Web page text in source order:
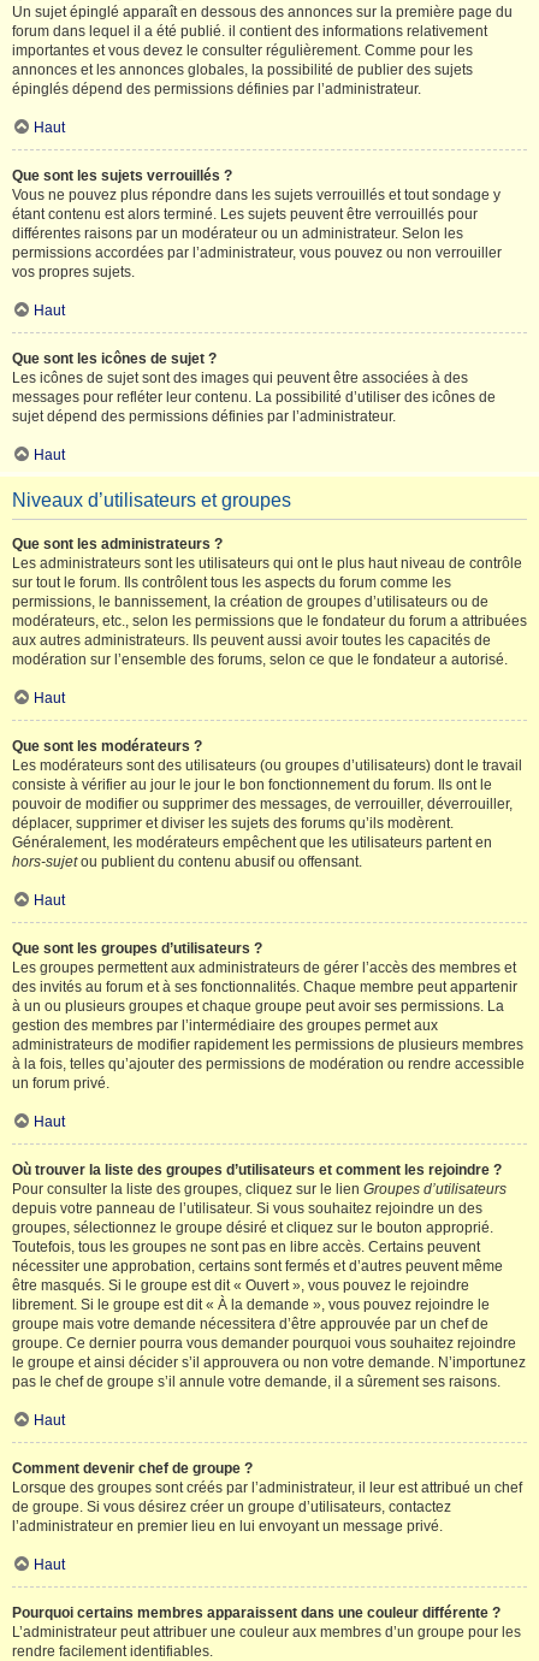
Un sujet épinglé apparaît en dessous des annonces sur la première page du
forum dans lequel il a été publié. il contient des informations relativement
importantes et vous devez le consulter régulièrement. Comme pour les
annonces et les annonces globales, la possibilité de publier des sujets
épinglés dépend des permissions définies par l’administrateur.
Haut
Que sont les sujets verrouillés ?
Vous ne pouvez plus répondre dans les sujets verrouillés et tout sondage y
étant contenu est alors terminé. Les sujets peuvent être verrouillés pour
différentes raisons par un modérateur ou un administrateur. Selon les
permissions accordées par l’administrateur, vous pouvez ou non verrouiller
vos propres sujets.
Haut
Que sont les icônes de sujet ?
Les icônes de sujet sont des images qui peuvent être associées à des
messages pour refléter leur contenu. La possibilité d’utiliser des icônes de
sujet dépend des permissions définies par l’administrateur.
Haut
Niveaux d’utilisateurs et groupes
Que sont les administrateurs ?
Les administrateurs sont les utilisateurs qui ont le plus haut niveau de contrôle
sur tout le forum. Ils contrôlent tous les aspects du forum comme les
permissions, le bannissement, la création de groupes d’utilisateurs ou de
modérateurs, etc., selon les permissions que le fondateur du forum a attribuées
aux autres administrateurs. Ils peuvent aussi avoir toutes les capacités de
modération sur l’ensemble des forums, selon ce que le fondateur a autorisé.
Haut
Que sont les modérateurs ?
Les modérateurs sont des utilisateurs (ou groupes d’utilisateurs) dont le travail
consiste à vérifier au jour le jour le bon fonctionnement du forum. Ils ont le
pouvoir de modifier ou supprimer des messages, de verrouiller, déverrouiller,
déplacer, supprimer et diviser les sujets des forums qu’ils modèrent.
Généralement, les modérateurs empêchent que les utilisateurs partent en
hors-sujetou publient du contenu abusif ou offensant.
Haut
Que sont les groupes d’utilisateurs ?
Les groupes permettent aux administrateurs de gérer l’accès des membres et
des invités au forum et à ses fonctionnalités. Chaque membre peut appartenir
à un ou plusieurs groupes et chaque groupe peut avoir ses permissions. La
gestion des membres par l’intermédiaire des groupes permet aux
administrateurs de modifier rapidement les permissions de plusieurs membres
à la fois, telles qu’ajouter des permissions de modération ou rendre accessible
un forum privé.
Haut
Où trouver la liste des groupes d’utilisateurs et comment les rejoindre ?
Pour consulter la liste des groupes, cliquez sur le lien Groupes d’utilisateurs
depuis votre panneau de l’utilisateur. Si vous souhaitez rejoindre un des
groupes, sélectionnez le groupe désiré et cliquez sur le bouton approprié.
Toutefois, tous les groupes ne sont pas en libre accès. Certains peuvent
nécessiter une approbation, certains sont fermés et d’autres peuvent même
être masqués. Si le groupe est dit « Ouvert », vous pouvez le rejoindre
librement. Si le groupe est dit « À la demande », vous pouvez rejoindre le
groupe mais votre demande nécessitera d’être approuvée par un chef de
groupe. Ce dernier pourra vous demander pourquoi vous souhaitez rejoindre
le groupe et ainsi décider s’il approuvera ou non votre demande. N’importunez
pas le chef de groupe s’il annule votre demande, il a sûrement ses raisons.
Haut
Comment devenir chef de groupe ?
Lorsque des groupes sont créés par l’administrateur, il leur est attribué un chef
de groupe. Si vous désirez créer un groupe d’utilisateurs, contactez
l’administrateur en premier lieu en lui envoyant un message privé.
Haut
Pourquoi certains membres apparaissent dans une couleur différente ?
L’administrateur peut attribuer une couleur aux membres d’un groupe pour les
rendre facilement identifiables.